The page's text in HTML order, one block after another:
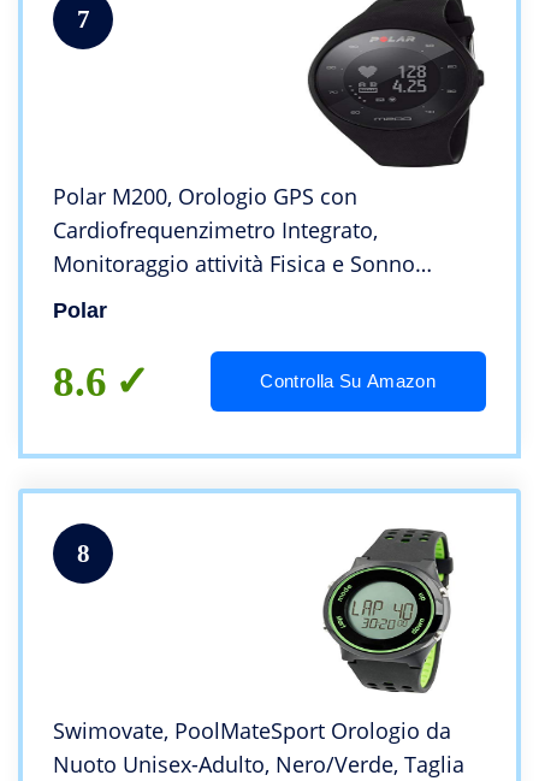
7
Polar M200, Orologio GPS con
Cardiofrequenzimetro Integrato,
Monitoraggio attività Fisica e Sonno
Unisex-Adulto, Nero, M/L
Polar
8.6 Controlla Su Amazon
8
Swimovate, PoolMateSport Orologio da
Nuoto Unisex-Adulto, Nero/Verde, Taglia